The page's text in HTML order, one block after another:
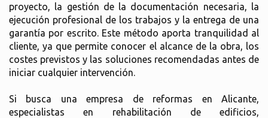
proyecto, la gestión de la documentación necesaria, la
ejecución profesional de los trabajos y la entrega de una
garantía por escrito. Este método aporta tranquilidad al
cliente, ya que permite conocer el alcance de la obra, los
costes previstos y las soluciones recomendadas antes de
iniciar cualquier intervención.
Si busca una empresa de reformas en Alicante,
especialistas en rehabilitación de edificios,